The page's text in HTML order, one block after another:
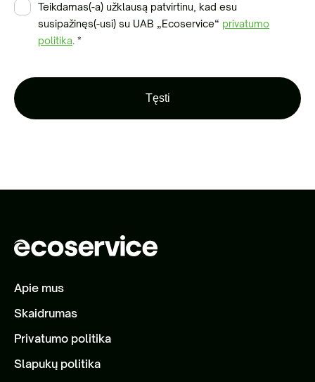
Teikdamas(-a) užklausą patvirtinu, kad esu
susipažinęs(-usi) su UAB „Ecoservice“ privatumo
politika *
Tęsti
Apie mus
Skaidrumas
Privatumo politika
Slapukų politika